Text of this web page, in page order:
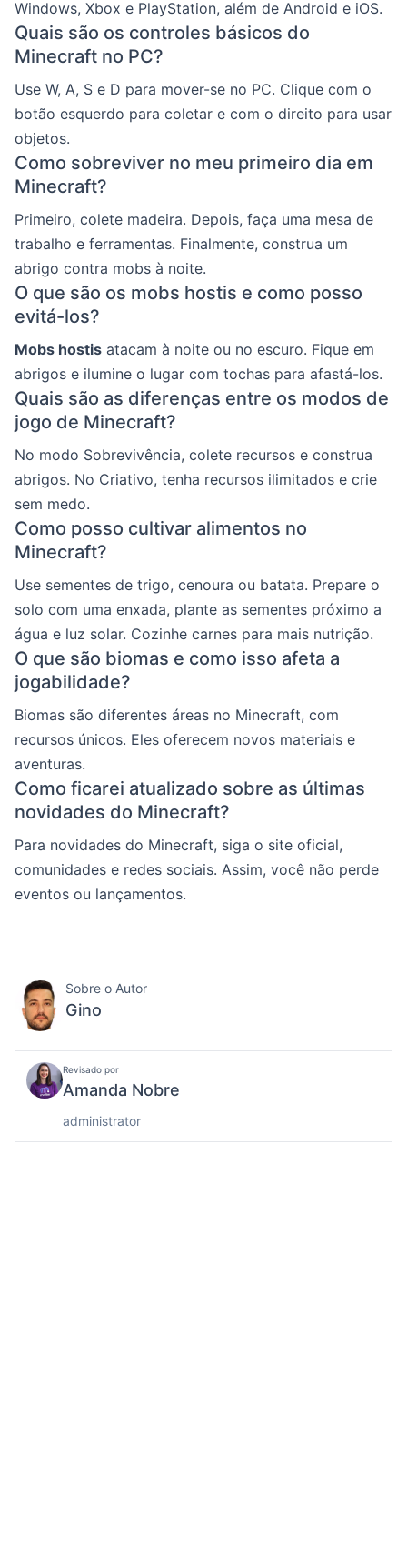
Windows, Xbox e PlayStation, além de Android e iOS.
Quais são os controles básicos do
Minecraft no PC?
Use W, A, S e D para mover-se no PC. Clique com o
botão esquerdo para coletar e com o direito para usar
objetos.
Como sobreviver no meu primeiro dia em
Minecraft?
Primeiro, colete madeira. Depois, faça uma mesa de
trabalho e ferramentas. Finalmente, construa um
abrigo contra mobs à noite.
O que são os mobs hostis e como posso
evitá-los?
Mobs hostis atacam à noite ou no escuro. Fique em
abrigos e ilumine o lugar com tochas para afastá-los.
Quais são as diferenças entre os modos de
jogo de Minecraft?
No modo Sobrevivência, colete recursos e construa
abrigos. No Criativo, tenha recursos ilimitados e crie
sem medo.
Como posso cultivar alimentos no
Minecraft?
Use sementes de trigo, cenoura ou batata. Prepare o
solo com uma enxada, plante as sementes próximo a
água e luz solar. Cozinhe carnes para mais nutrição.
O que são biomas e como isso afeta a
jogabilidade?
Biomas são diferentes áreas no Minecraft, com
recursos únicos. Eles oferecem novos materiais e
aventuras.
Como ficarei atualizado sobre as últimas
novidades do Minecraft?
Para novidades do Minecraft, siga o site oficial,
comunidades e redes sociais. Assim, você não perde
eventos ou lançamentos.
Sobre o Autor
Gino
Revisado por
Amanda Nobre
administrator